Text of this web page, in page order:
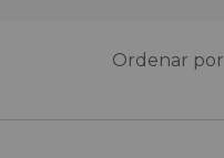
Ordenar por